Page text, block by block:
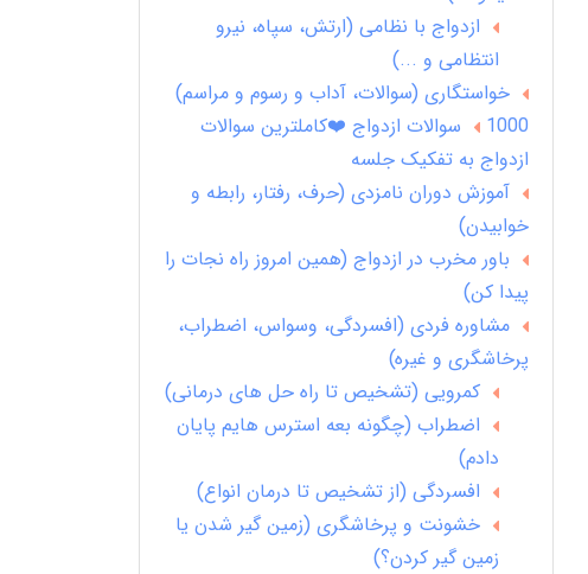
ازدواج با نظامی (ارتش، سپاه، نیرو
انتظامی و ...)
خواستگاری (سوالات، آداب و رسوم و مراسم)
1000 سوالات ازدواج ❤️کاملترین سوالات
ازدواج به تفکیک جلسه
آموزش دوران نامزدی (حرف، رفتار، رابطه و
خوابیدن)
باور مخرب در ازدواج (همین امروز راه نجات را
پیدا کن)
مشاوره فردی (افسردگی، وسواس، اضطراب،
پرخاشگری و غیره)
کمرویی (تشخیص تا راه حل های درمانی)
اضطراب (چگونه بعه استرس هایم پایان
دادم)
افسردگی (از تشخیص تا درمان انواع)
خشونت و پرخاشگری (زمین گیر شدن یا
زمین گیر کردن؟)